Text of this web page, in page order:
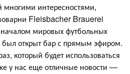
многими интересностями,
Fleisbacher Brauerei
мировых футбольных
был открыт бар с прямым эфиром.
который будет использоваться
у нас еще отличные новости —